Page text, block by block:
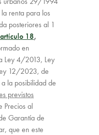
renta para los
posteriores al 1
artículo 18,
en
Ley 4/2013, Ley
12/2023, de
la posibilidad de
previstos
Precios al
Garantía de
que en este